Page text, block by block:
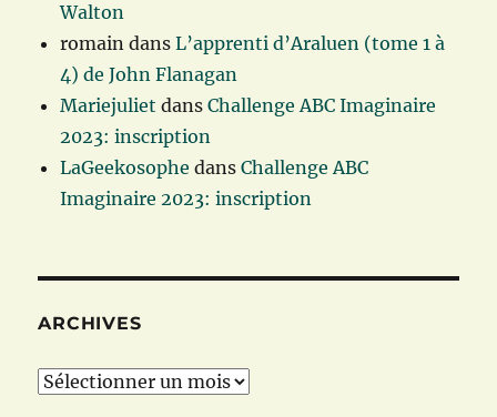
Walton
romain dansL’apprenti d’Araluen (tome 1 à
4) de John Flanagan
Mariejuliet dansChallenge ABC Imaginaire
2023: inscription
LaGeekosophe dansChallenge ABC
Imaginaire 2023: inscription
ARCHIVES
Archives